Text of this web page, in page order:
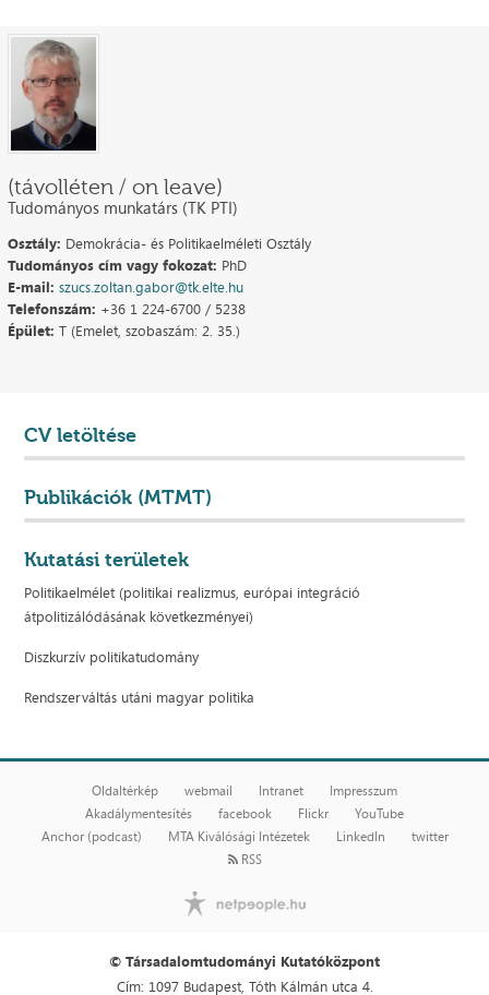
(távolléten / on leave)
Tudományos munkatárs (TK PTI)
Osztály: Demokrácia- és Politikaelméleti Osztály
Tudományos cím vagy fokozat: PhD
E-mail: szucs.zoltan.gabor@tk.elte.hu
Telefonszám: +36 1 224-6700 / 5238
Épület: T (Emelet, szobaszám: 2. 35.)
CV letöltése
Publikációk (MTMT)
Kutatási területek
Politikaelmélet (politikai realizmus, európai integráció
átpolitizálódásának következményei)
Diszkurzív politikatudomány
Rendszerváltás utáni magyar politika
Oldaltérkép webmail Intranet
Impresszum
Akadálymentesítés
facebook Flickr
YouTube
Anchor (podcast)
MTA Kiválósági Intézetek LinkedIn
twitter
RSS
© Társadalomtudományi Kutatóközpont
Cím: 1097 Budapest, Tóth Kálmán utca 4.